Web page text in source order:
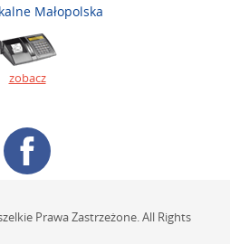
Małopolska
zobacz
Prawa Zastrzeżone. All Rights